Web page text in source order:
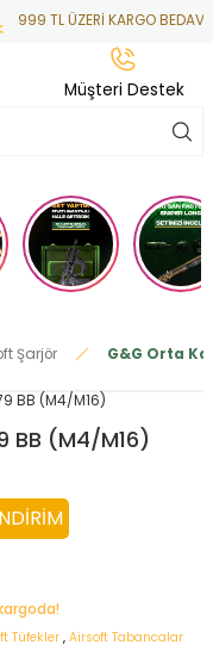
TL ÜZERİ KARGO BEDAVA
Şarjör G&G Orta
BB (M4/M16)
Tüfekler , Airsoft Tabancalar